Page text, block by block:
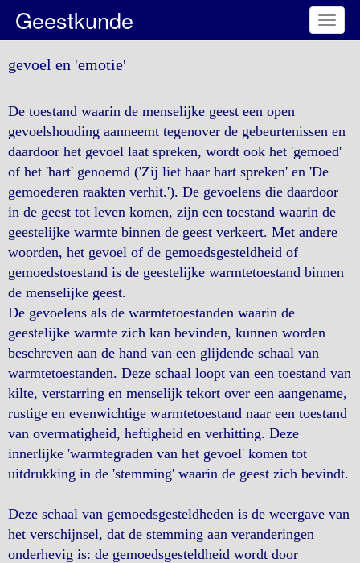
Toggle
Geestkunde
gevoel en 'emotie'
De toestand waarin de menselijke geest een open
gevoelshouding aanneemt tegenover de gebeurtenissen en
daardoor het gevoel laat spreken, wordt ook het 'gemoed'
of het 'hart' genoemd ('Zij liet haar hart spreken' en 'De
gemoederen raakten verhit.'). De gevoelens die daardoor
in de geest tot leven komen, zijn een toestand waarin de
geestelijke warmte binnen de geest verkeert. Met andere
woorden, het gevoel of de gemoedsgesteldheid of
gemoedstoestand is de geestelijke warmtetoestand binnen
de menselijke geest.
De gevoelens als de warmtetoestanden waarin de
geestelijke warmte zich kan bevinden, kunnen worden
beschreven aan de hand van een glijdende schaal van
warmtetoestanden. Deze schaal loopt van een toestand van
kilte, verstarring en menselijk tekort over een aangename,
rustige en evenwichtige warmtetoestand naar een toestand
van overmatigheid, heftigheid en verhitting. Deze
innerlijke 'warmtegraden van het gevoel' komen tot
uitdrukking in de 'stemming' waarin de geest zich bevindt.
Deze schaal van gemoedsgesteldheden is de weergave van
het verschijnsel, dat de stemming aan veranderingen
onderhevig is: de gemoedsgesteldheid wordt door